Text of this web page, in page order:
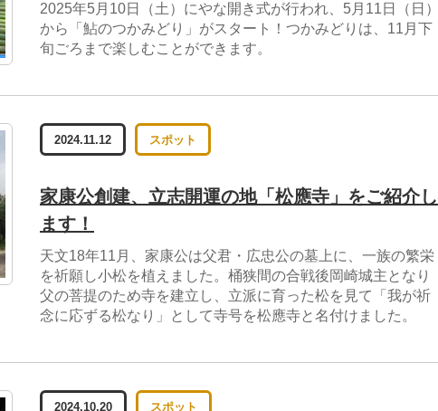
2025年5月10日（土）にやな開き式が行われ、5月11日（日）
から「鮎のつかみどり」がスタート！つかみどりは、11月下
旬ごろまで楽しむことができます。
2024.11.12 スポット
家康公創建、立志開運の地「松應寺」をご紹介し
ます！
天文18年11月、家康公は父君・広忠公の墓上に、一族の繁栄
を祈願し小松を植えました。桶狭間の合戦後岡崎城主となり
父の菩提のため寺を建立し、立派に育った松を見て「我が祈
念に応ずる松なり」として寺号を松應寺と名付けました。
2024.10.20 スポット